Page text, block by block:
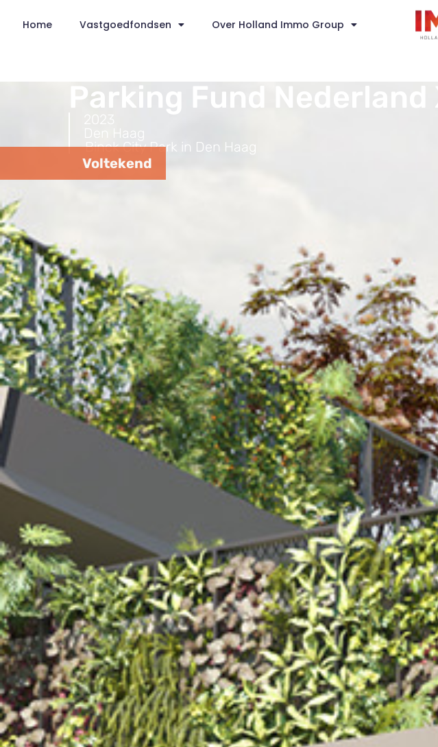
Home Vastgoedfondsen Over Holland Immo Group
Parking Fund Nederland X
2023
Den Haag
Binck City Park in Den Haag
Voltekend